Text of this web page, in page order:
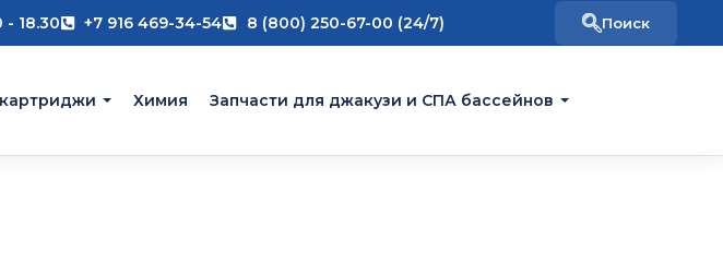
- 18.30 +7 916 469-34-54 8 (800) 250-67-00 (24/7)
Химия Запчасти для джакузи и СПА бассейнов